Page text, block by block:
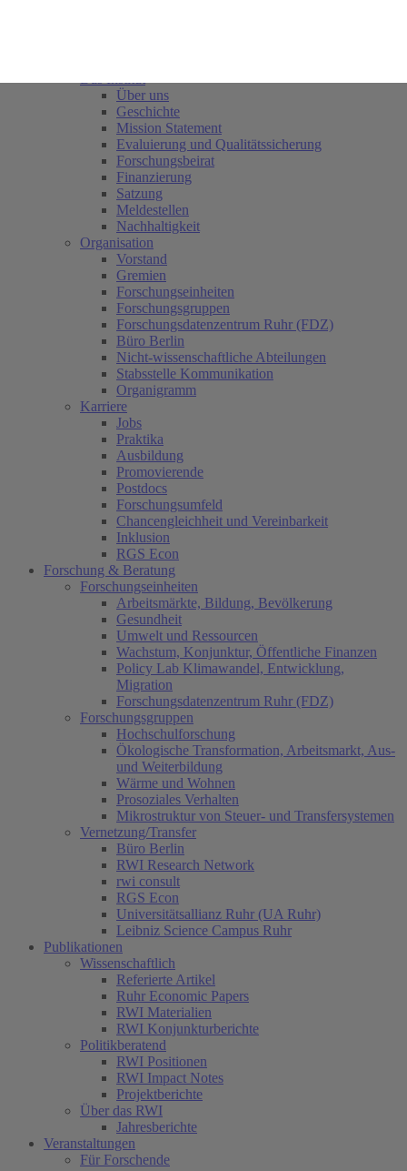
Über uns
Geschichte
Mission Statement
Evaluierung und Qualitätssicherung
Forschungsbeirat
Finanzierung
Satzung
Meldestellen
Nachhaltigkeit
Organisation
Vorstand
Gremien
Forschungseinheiten
Forschungsgruppen
Forschungsdatenzentrum Ruhr (FDZ)
Büro Berlin
Nicht-wissenschaftliche Abteilungen
Stabsstelle Kommunikation
Organigramm
Karriere
Jobs
Praktika
Ausbildung
Promovierende
Postdocs
Forschungsumfeld
Chancengleichheit und Vereinbarkeit
Inklusion
RGS Econ
Forschung & Beratung
Forschungseinheiten
Arbeitsmärkte, Bildung, Bevölkerung
Gesundheit
Umwelt und Ressourcen
Wachstum, Konjunktur, Öffentliche Finanzen
Policy Lab Klimawandel, Entwicklung,
Migration
Forschungsdatenzentrum Ruhr (FDZ)
Forschungsgruppen
Hochschulforschung
Ökologische Transformation, Arbeitsmarkt, Aus-
und Weiterbildung
Wärme und Wohnen
Prosoziales Verhalten
Mikrostruktur von Steuer- und Transfersystemen
Vernetzung/Transfer
Büro Berlin
RWI Research Network
rwi consult
RGS Econ
Universitätsallianz Ruhr (UA Ruhr)
Leibniz Science Campus Ruhr
Publikationen
Wissenschaftlich
Referierte Artikel
Ruhr Economic Papers
RWI Materialien
RWI Konjunkturberichte
Politikberatend
RWI Positionen
RWI Impact Notes
Projektberichte
Über das RWI
Jahresberichte
Veranstaltungen
Für Forschende